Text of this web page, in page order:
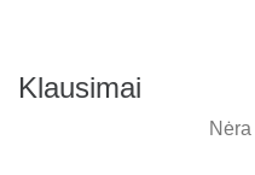
Klausimai